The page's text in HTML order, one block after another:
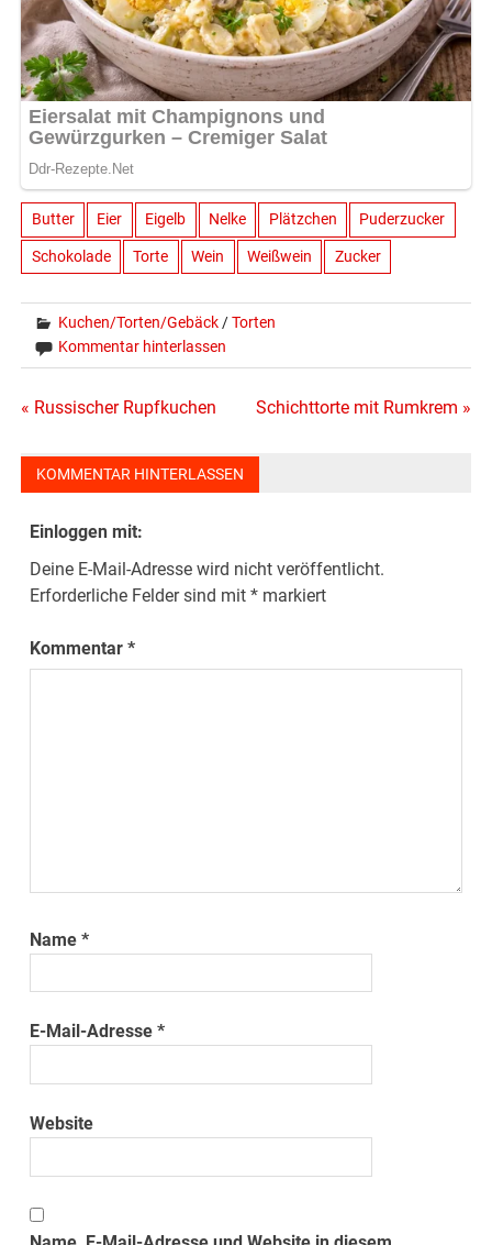
Butter Eier Eigelb Nelke Plätzchen Puderzucker
Schokolade Torte Wein Weißwein Zucker
Kuchen/Torten/Gebäck /Torten
Kommentar hinterlassen
Beitragsnavigation
« Russischer Rupfkuchen Schichttorte mit Rumkrem »
KOMMENTAR HINTERLASSEN
Einloggen mit:
Deine E-Mail-Adresse wird nicht veröffentlicht.
Erforderliche Felder sind mit* markiert
Kommentar*
Name*
E-Mail-Adresse*
Website